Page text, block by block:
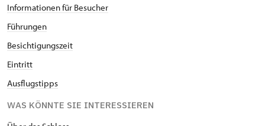
Informationen für Besucher
Führungen
Besichtigungszeit
Eintritt
Ausflugstipps
WAS KÖNNTE SIE INTERESSIEREN